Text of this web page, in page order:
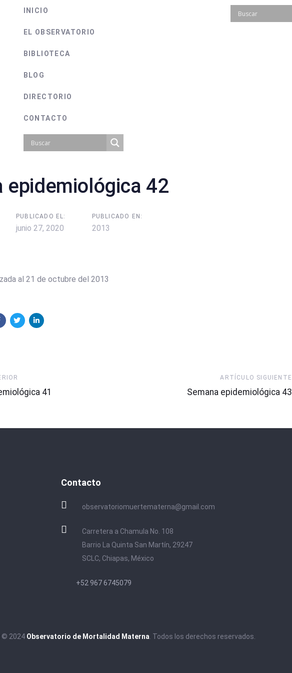
INICIO
EL OBSERVATORIO
BIBLIOTECA
BLOG
DIRECTORIO
CONTACTO
epidemiológica 42
PUBLICADO EL:
junio 27, 2020
PUBLICADO EN:
2013
al 21 de octubre del 2013
41
Siguiente
ARTÍCULO SIGUIENTE
Semana epidemiológica 43
Contacto
observatoriomuertematerna@gmail.com
Carretera a Chamula No. 108
Barrio La Quinta San Martín, 29247
SCLC, Chiapas, México
+52 967 6745079
© 2024 Observatorio de Mortalidad Materna . Todos los derechos reservados.